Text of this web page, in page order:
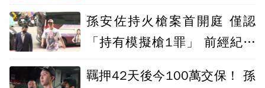
孫安佐持火槍案首開庭 僅認
「持有模擬槍1罪」 前經紀人
羈押42天後今100萬交保！ 孫